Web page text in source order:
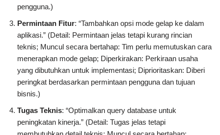
pengguna.)
Permintaan Fitur: “Tambahkan opsi mode gelap ke dalam
aplikasi.” (Detail: Permintaan jelas tetapi kurang rincian
teknis; Muncul secara bertahap: Tim perlu memutuskan cara
menerapkan mode gelap; Diperkirakan: Perkiraan usaha
yang dibutuhkan untuk implementasi; Diprioritaskan: Diberi
peringkat berdasarkan permintaan pengguna dan tujuan
bisnis.)
Tugas Teknis: “Optimalkan query database untuk
peningkatan kinerja.” (Detail: Tugas jelas tetapi